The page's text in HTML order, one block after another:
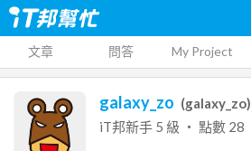
文章 問答 My Project
galaxy_zo (galaxy_zo)
iT邦新手 5 級 ‧ 點數 28